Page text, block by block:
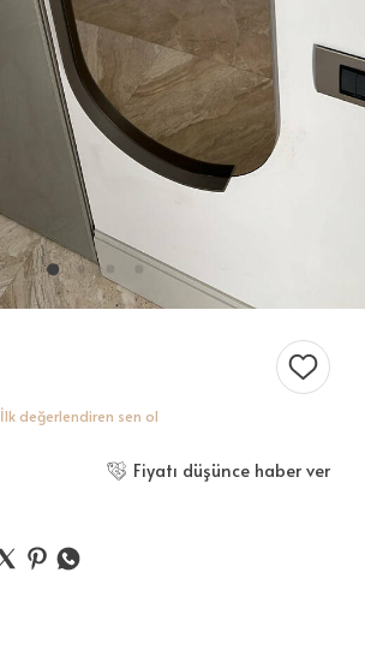
İlk değerlendiren sen ol
Fiyatı düşünce haber ver